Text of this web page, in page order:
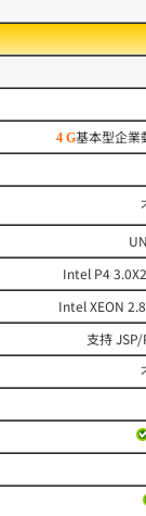
4 G基本型企
Intel P4
Intel XEON
支持